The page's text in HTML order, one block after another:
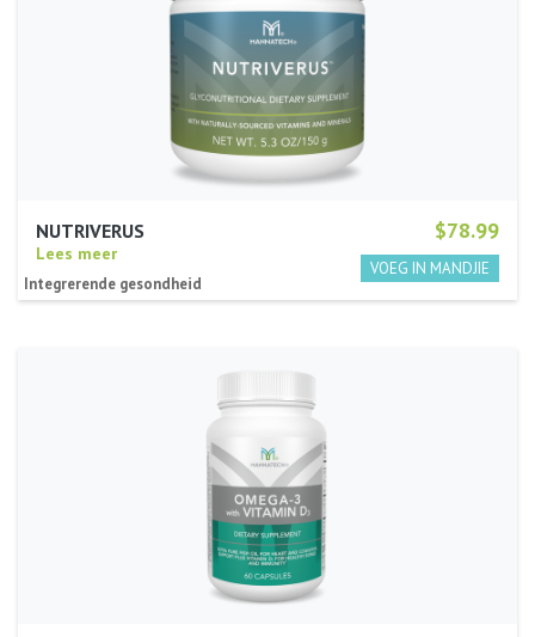
$78.99
NUTRIVERUS
Lees meer
Integrerende gesondheid